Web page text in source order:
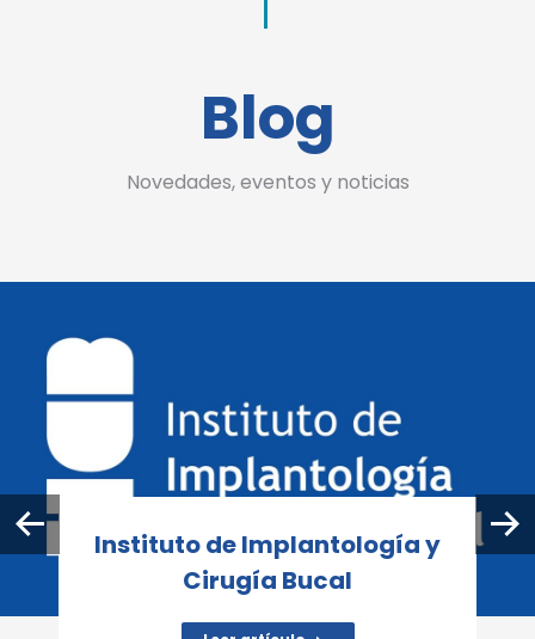
Blog
Novedades, eventos y noticias
Instituto de Implantología y
Cirugía Bucal